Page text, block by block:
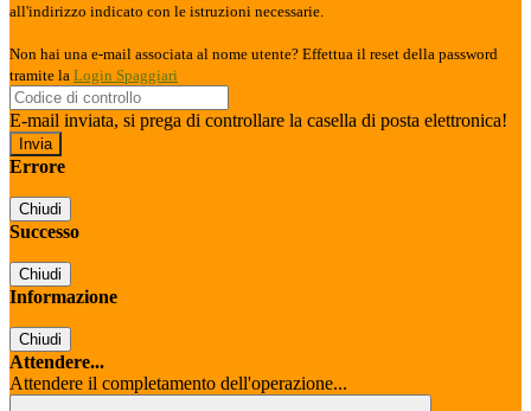
all'indirizzo indicato con le istruzioni necessarie.
Non hai una e-mail associata al nome utente? Effettua il reset della password
tramite la Login Spaggiari
E-mail inviata, si prega di controllare la casella di posta elettronica!
Errore
Chiudi
Successo
Chiudi
Informazione
Chiudi
Attendere...
Attendere il completamento dell'operazione...